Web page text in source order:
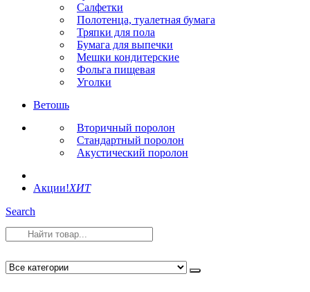
Салфетки
Полотенца, туалетная бумага
Тряпки для пола
Бумага для выпечки
Мешки кондитерские
Фольга пищевая
Уголки
Ветошь
Вторичный поролон
Стандартный поролон
Акустический поролон
Акции!ХИТ
Search